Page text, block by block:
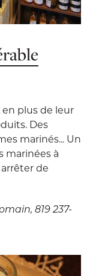
en plus de leur
Des
marinés... Un
marinées à
de
819 237-